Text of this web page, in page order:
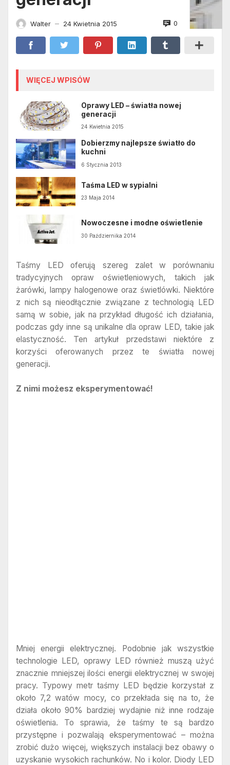
Walter — 24 Kwietnia 2015 0
WIĘCEJ WPISÓW
Oprawy LED – światła nowej
generacji
24 Kwietnia 2015
Dobierzmy najlepsze światło do
kuchni
6 Stycznia 2013
Taśma LED w sypialni
23 Maja 2014
Nowoczesne i modne oświetlenie
30 Października 2014
Taśmy LED oferują szereg zalet w porównaniu
tradycyjnych opraw oświetleniowych, takich jak
żarówki, lampy halogenowe oraz świetlówki. Niektóre
z nich są nieodłącznie związane z technologią LED
samą w sobie, jak na przykład długość ich działania,
podczas gdy inne są unikalne dla opraw LED, takie jak
elastyczność. Ten artykuł przedstawi niektóre z
korzyści oferowanych przez te światła nowej
generacji.
Z nimi możesz eksperymentować!
Mniej energii elektrycznej. Podobnie jak wszystkie
technologie LED, oprawy LED również muszą użyć
znacznie mniejszej ilości energii elektrycznej w swojej
pracy. Typowy metr taśmy LED będzie korzystał z
około 7,2 watów mocy, co przekłada się na to, że
działa około 90% bardziej wydajnie niż inne rodzaje
oświetlenia. To sprawia, że taśmy te są bardzo
przystępne i pozwalają eksperymentować – można
zrobić dużo więcej, większych instalacji bez obawy o
uzyskanie wysokich rachunków. No i kolor. Diody LED